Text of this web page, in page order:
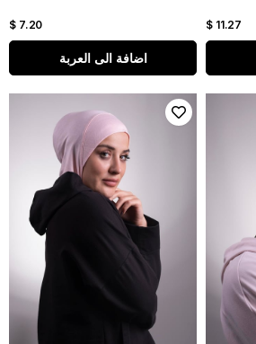
$ 7.20
اضافة الى العربة
$ 11.27